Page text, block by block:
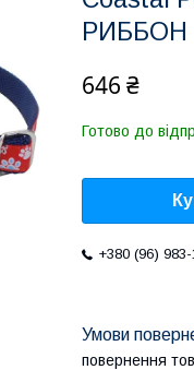
РИББОН
646 ₴
Готово до
+380 (96)
повернення